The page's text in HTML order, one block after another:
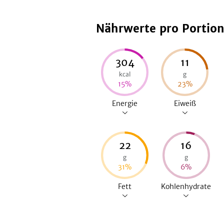
Nährwerte pro Portion
304
kcal
15%
Energie
11
g
23%
Eiweiß
22
g
31%
Fett
16
g
6%
Kohlenhydrate